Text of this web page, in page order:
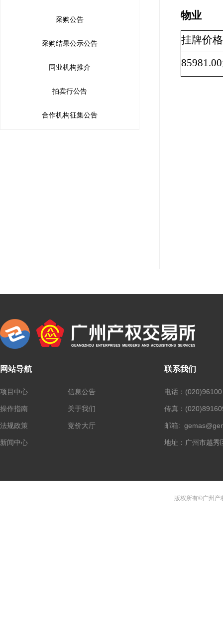
采购公告
采购结果公示公告
同业机构推介
拍卖行公告
合作机构征集公告
物业
挂牌价格
网站导航
项目中心 信息公告
操作指南 关于我们
法规政策 竞价大厅
新闻中心
联系我们
电话：(020)96100
传真：
邮箱:
地址：广州市越秀
版权所有©广州